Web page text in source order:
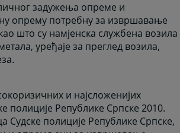
задужења опреме и
опрему потребну за извршавање
што су намјенска службена возила
уређаје за преглед возила,
и најсложенијих
полиције Републике Српске 2010.
Судске полиције Републике Српске,